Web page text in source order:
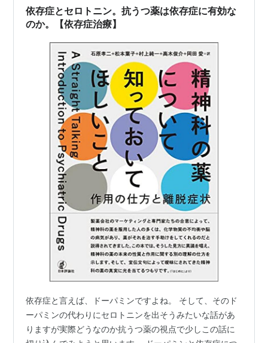
いる人は …
依存症とセロトニン。抗うつ薬は依存症に有効な
のか。【依存症治療】
依存症と言えば、ドーパミンですよね。 そして、そのド
ーパミンの代わりにセロトニンを出そうみたいな話があ
りますが実際どうなのか抗うつ薬の視点で少しこの話に